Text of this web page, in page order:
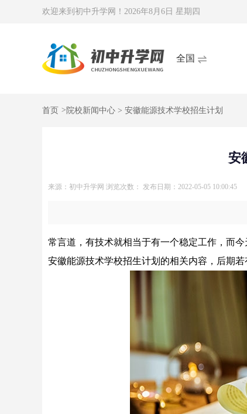
欢迎来到初中升学网！ 2026年8月6日 星期四
全国
首页 > 院校新闻中心 > 安徽能源技术学校招生计划
安
来源：初中升学网 浏览次数： 发布日期：2022-05-05 10:00:45
常言道，有技术就相当于有一个稳定工作，而
安徽能源技术学校招生计划的相关内容，后期若